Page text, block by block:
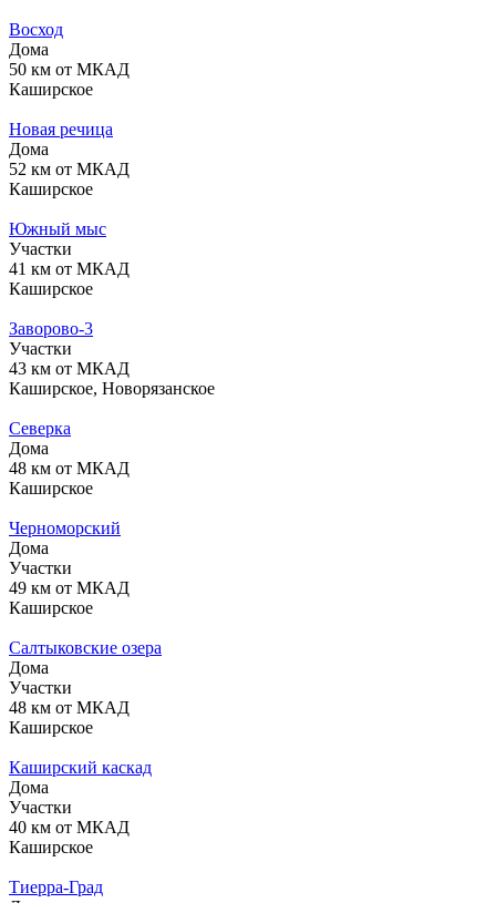
Восход
Дома
50 км от МКАД
Каширское
Новая речица
Дома
52 км от МКАД
Каширское
Южный мыс
Участки
41 км от МКАД
Каширское
Заворово-3
Участки
43 км от МКАД
Каширское, Новорязанское
Северка
Дома
48 км от МКАД
Каширское
Черноморский
Дома
Участки
49 км от МКАД
Каширское
Салтыковские озера
Дома
Участки
48 км от МКАД
Каширское
Каширский каскад
Дома
Участки
40 км от МКАД
Каширское
Тиерра-Град